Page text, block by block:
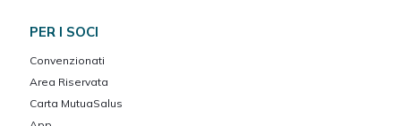
PER I SOCI
Convenzionati
Area Riservata
Carta MutuaSalus